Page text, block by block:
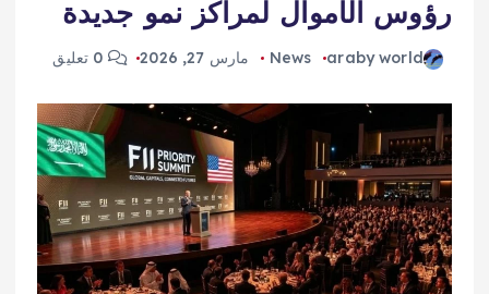
رؤوس الأموال لمراكز نمو جديدة
araby world
News مارس 27, 2026